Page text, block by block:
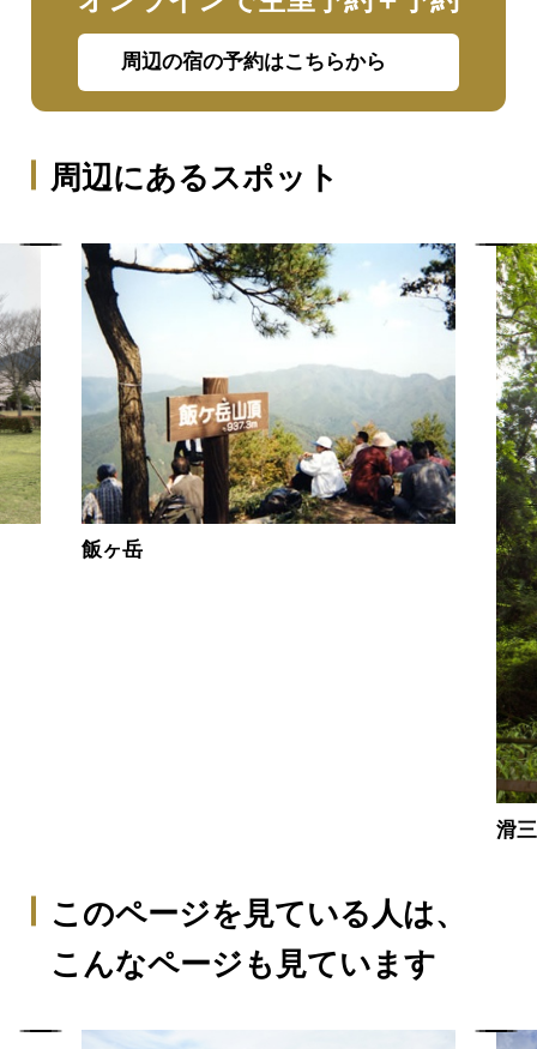
周辺の宿の予約はこちらから
周辺にあるスポット
飯ヶ岳
滑
このページを見ている人は、
こんなページも見ています